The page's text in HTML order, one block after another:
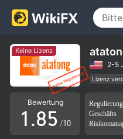
Keine Lizenz
2-5
Lizenz
Hohes
Bewertung
0
1.
4
5
6
7
8
1
2
3
4
5 /10
Geschäfts